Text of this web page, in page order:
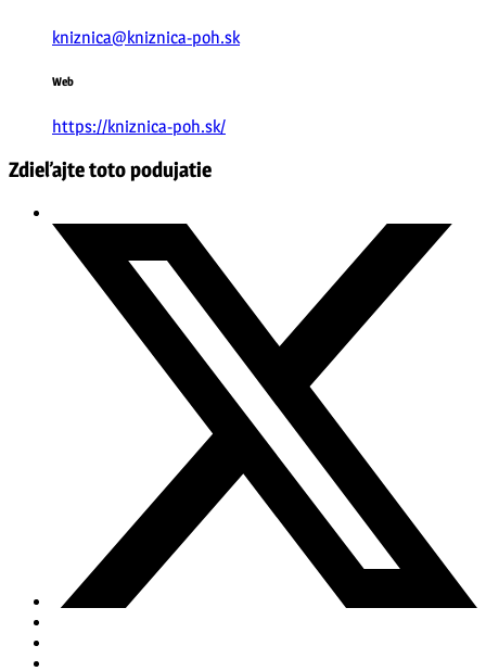
kniznica@kniznica-poh.sk
Web
https://kniznica-poh.sk/
Zdieľajte toto podujatie